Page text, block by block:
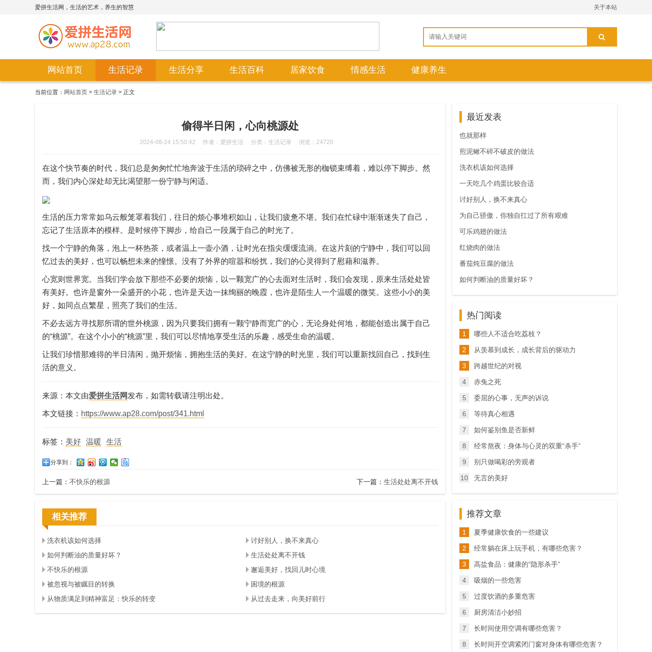
关于本站
爱拼生活网，生活的艺术，养生的智慧
网站首页 生活记录 生活分享 生活百科 居家饮食 情感生活 健康养生
当前位置： 网站首页 > 生活记录 > 正文
偷得半日闲，心向桃源处
2024-08-24 15:50:42 作者：爱拼生活 分类： 生活记录 浏览：24720
在这个快节奏的时代，我们总是匆匆忙忙地奔波于生活的琐碎之中，仿佛被无形的枷锁束缚着，难以停下脚步。然
而，我们内心深处却无比渴望那一份宁静与闲适。
生活的压力常常如乌云般笼罩着我们，往日的烦心事堆积如山，让我们疲惫不堪。我们在忙碌中渐渐迷失了自己，
忘记了生活原本的模样。是时候停下脚步，给自己一段属于自己的时光了。
找一个宁静的角落，泡上一杯热茶，或者温上一壶小酒，让时光在指尖缓缓流淌。在这片刻的宁静中，我们可以回
忆过去的美好，也可以畅想未来的憧憬。没有了外界的喧嚣和纷扰，我们的心灵得到了慰藉和滋养。
心宽则世界宽。当我们学会放下那些不必要的烦恼，以一颗宽广的心去面对生活时，我们会发现，原来生活处处皆
有美好。也许是窗外一朵盛开的小花，也许是天边一抹绚丽的晚霞，也许是陌生人一个温暖的微笑。这些小小的美
好，如同点点繁星，照亮了我们的生活。
不必去远方寻找那所谓的世外桃源，因为只要我们拥有一颗宁静而宽广的心，无论身处何地，都能创造出属于自己
的“桃源”。在这个小小的“桃源”里，我们可以尽情地享受生活的乐趣，感受生命的温暖。
让我们珍惜那难得的半日清闲，抛开烦恼，拥抱生活的美好。在这宁静的时光里，我们可以重新找回自己，找到生
活的意义。
来源：本文由爱拼生活网 发布，如需转载请注明出处。
本文链接： https://www.ap28.com/post/341.html
标签： 美好 温暖 生活
分享到：
上一篇： 不快乐的根源 下一篇： 生活处处离不开钱
相关推荐
洗衣机该如何选择
讨好别人，换不来真心
如何判断油的质量好坏？
生活处处离不开钱
不快乐的根源
邂逅美好，找回儿时心境
被忽视与被瞩目的转换
困境的根源
从物质满足到精神富足：快乐的转变
从过去走来，向美好前行
最近发表
也就那样
煎泥鳅不碎不破皮的做法
洗衣机该如何选择
一天吃几个鸡蛋比较合适
讨好别人，换不来真心
为自己骄傲，你独自扛过了所有艰难
可乐鸡翅的做法
红烧肉的做法
番茄炖豆腐的做法
如何判断油的质量好坏？
热门阅读
1 哪些人不适合吃荔枝？
2 从羡慕到成长，成长背后的驱动力
3 跨越世纪的对视
4 赤兔之死
5 委屈的心事，无声的诉说
6 等待真心相遇
7 如何鉴别鱼是否新鲜
8 经常熬夜：身体与心灵的双重“杀手”
9 别只做喝彩的旁观者
10 无言的美好
推荐文章
1 夏季健康饮食的一些建议
2 经常躺在床上玩手机，有哪些危害？
3 高盐食品：健康的“隐形杀手”
4 吸烟的一些危害
5 过度饮酒的多重危害
6 厨房清洁小妙招
7 长时间使用空调有哪些危害？
8 长时间开空调紧闭门窗对身体有哪些危害？